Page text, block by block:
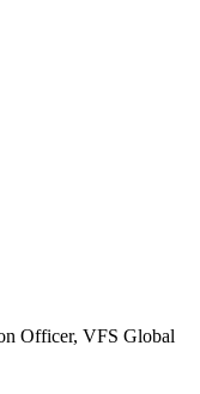
Officer, VFS Global